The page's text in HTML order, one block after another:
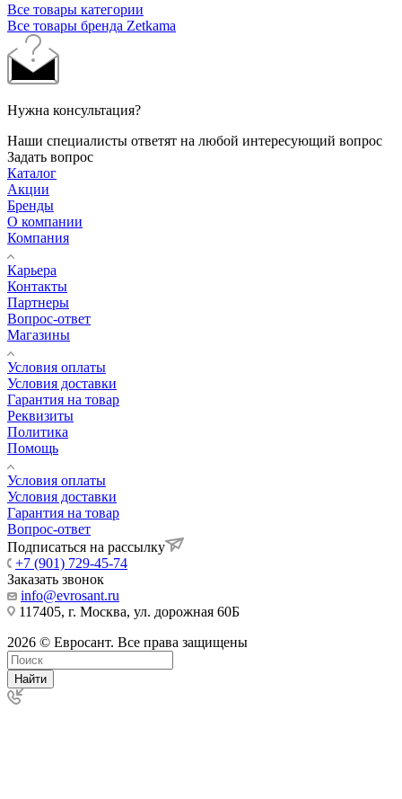
Все товары категории
Все товары бренда Zetkama
Нужна консультация?
Наши специалисты ответят на любой интересующий вопрос
Задать вопрос
Каталог
Акции
Бренды
О компании
Компания
Карьера
Контакты
Партнеры
Вопрос-ответ
Магазины
Условия оплаты
Условия доставки
Гарантия на товар
Реквизиты
Политика
Помощь
Условия оплаты
Условия доставки
Гарантия на товар
Вопрос-ответ
Подписаться на рассылку
+7 (901) 729-45-74
Заказать звонок
info@evrosant.ru
117405, г. Москва, ул. дорожная 60Б
2026 © Евросант. Все права защищены
Найти